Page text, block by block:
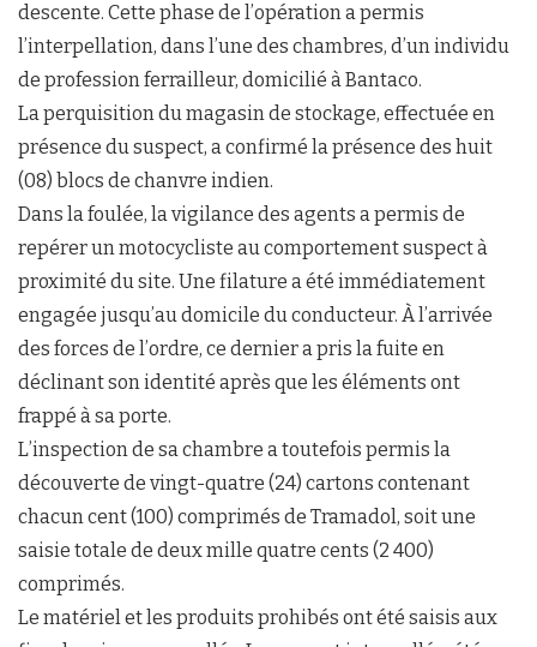
descente. Cette phase de l’opération a permis
l’interpellation, dans l’une des chambres, d’un individu
de profession ferrailleur, domicilié à Bantaco.
La perquisition du magasin de stockage, effectuée en
présence du suspect, a confirmé la présence des huit
(08) blocs de chanvre indien.
Dans la foulée, la vigilance des agents a permis de
repérer un motocycliste au comportement suspect à
proximité du site. Une filature a été immédiatement
engagée jusqu’au domicile du conducteur. À l’arrivée
des forces de l’ordre, ce dernier a pris la fuite en
déclinant son identité après que les éléments ont
frappé à sa porte.
L’inspection de sa chambre a toutefois permis la
découverte de vingt-quatre (24) cartons contenant
chacun cent (100) comprimés de Tramadol, soit une
saisie totale de deux mille quatre cents (2 400)
comprimés.
Le matériel et les produits prohibés ont été saisis aux